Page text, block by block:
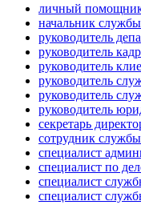
личный помощник
начальник
руководитель
руководитель
руководитель
руководитель
руководитель
руководитель
секретарь
сотрудник
специалист
специалист по
специалист
специалист